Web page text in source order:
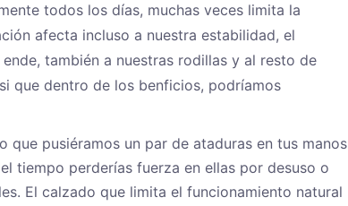
todos los días, muchas veces limita la
afecta incluso a nuestra estabilidad, el
también a nuestras rodillas y al resto de
que dentro de los benficios, podríamos
que pusiéramos un par de ataduras en tus manos
tiempo perderías fuerza en ellas por desuso o
El calzado que limita el funcionamiento natural